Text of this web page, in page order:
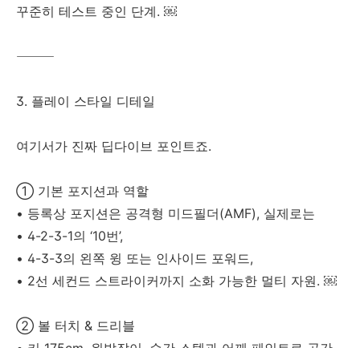
꾸준히 테스트 중인 단계. ￼
⸻
3. 플레이 스타일 디테일
여기서가 진짜 딥다이브 포인트죠.
① 기본 포지션과 역할
• 등록상 포지션은 공격형 미드필더(AMF), 실제로는
• 4-2-3-1의 ‘10번’,
• 4-3-3의 왼쪽 윙 또는 인사이드 포워드,
• 2선 세컨드 스트라이커까지 소화 가능한 멀티 자원. ￼
② 볼 터치 & 드리블